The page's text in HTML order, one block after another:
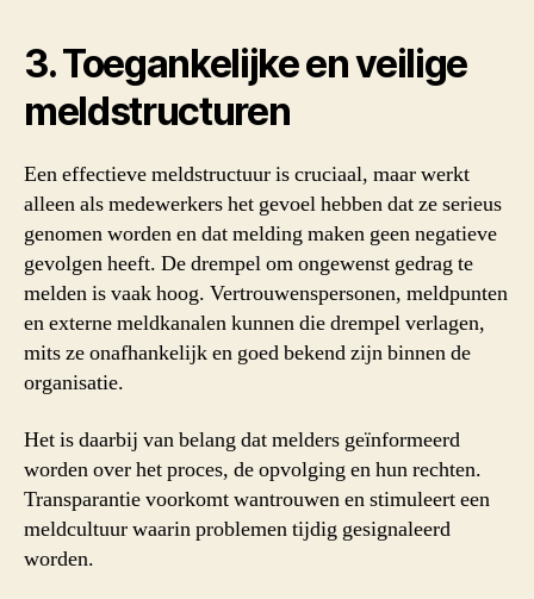
3. Toegankelijke en veilige
meldstructuren
Een effectieve meldstructuur is cruciaal, maar werkt
alleen als medewerkers het gevoel hebben dat ze serieus
genomen worden en dat melding maken geen negatieve
gevolgen heeft. De drempel om ongewenst gedrag te
melden is vaak hoog. Vertrouwenspersonen, meldpunten
en externe meldkanalen kunnen die drempel verlagen,
mits ze onafhankelijk en goed bekend zijn binnen de
organisatie.
Het is daarbij van belang dat melders geïnformeerd
worden over het proces, de opvolging en hun rechten.
Transparantie voorkomt wantrouwen en stimuleert een
meldcultuur waarin problemen tijdig gesignaleerd
worden.